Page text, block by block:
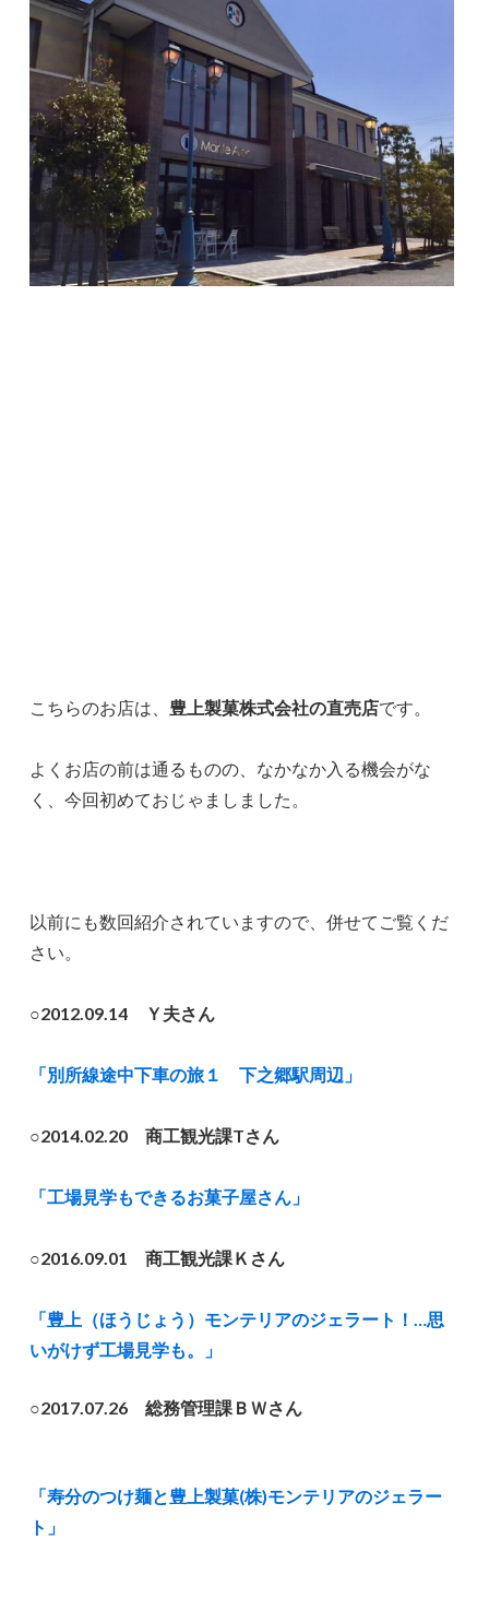
こちらのお店は、 豊上製菓株式会社の直売店です。
よくお店の前は通るものの、なかなか入る機会がな
く、今回初めておじゃましました。
以前にも数回紹介されていますので、併せてご覧くだ
さい。
○2012.09.14 Ｙ夫さん
「別所線途中下車の旅１ 下之郷駅周辺」
○2014.02.20 商工観光課Tさん
「工場見学もできるお菓子屋さん」
○2016.09.01 商工観光課Ｋさん
「豊上（ほうじょう）モンテリアのジェラート！…思
いがけず工場見学も。」
○2017.07.26 総務管理課ＢＷさん
「寿分のつけ麺と豊上製菓(株)モンテリアのジェラー
ト」